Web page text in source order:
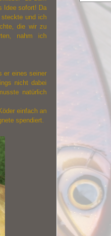
Idee sofort! Da
steckte und ich
die wir zu
nahm ich
er eines seiner
nicht dabei
natürlich
einfach an
spendiert.